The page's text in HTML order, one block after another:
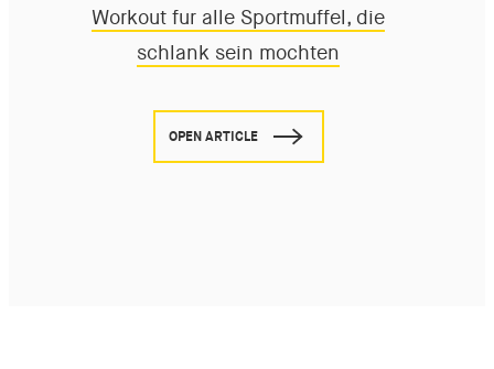
Workout für alle Sportmuffel, die
schlank sein möchten
OPEN ARTICLE